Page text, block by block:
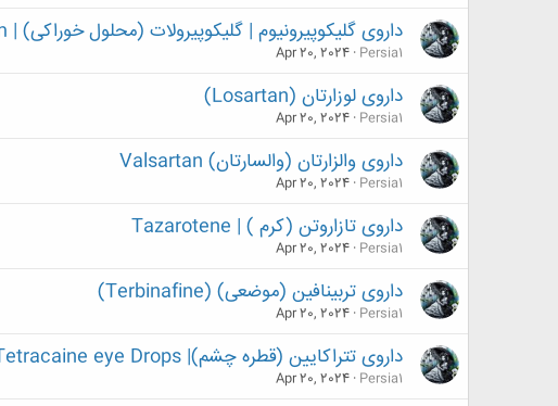
داروی گلیکوپیرونیوم | گلیکوپیرولات (محلول خوراکی) | Glycopyrrolate | Glycopyrronium
Persia1
Apr 20, 2024
داروی لوزارتان (Losartan)
Persia1
Apr 20, 2024
داروی والزارتان (والسارتان) Valsartan
Persia1
Apr 20, 2024
داروی تازاروتن (کرم ) | Tazarotene
Persia1
Apr 20, 2024
داروی تربینافین (موضعی) (Terbinafine)
Persia1
Apr 20, 2024
داروی تتراکایین (قطره چشم)| Tetracaine eye Drops
Persia1
Apr 20, 2024